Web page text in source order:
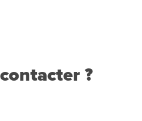
?